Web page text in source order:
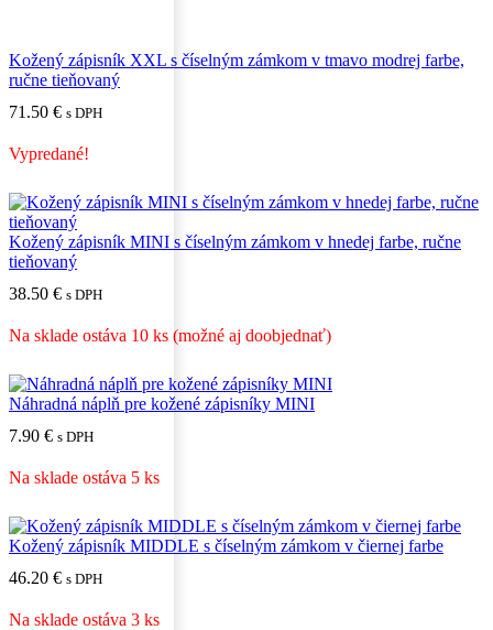
Kožený zápisník XXL s číselným zámkom v tmavo modrej farbe,
ručne tieňovaný
71.50 € s DPH
Vypredané!
Kožený zápisník MINI s číselným zámkom v hnedej farbe, ručne
tieňovaný
38.50 € s DPH
Na sklade ostáva 10 ks (možné aj doobjednať)
Náhradná náplň pre kožené zápisníky MINI
7.90 € s DPH
Na sklade ostáva 5 ks
Kožený zápisník MIDDLE s číselným zámkom v čiernej farbe
46.20 € s DPH
Na sklade ostáva 3 ks